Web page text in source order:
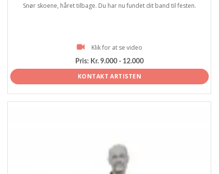
Snør skoene, håret tilbage. Du har nu fundet dit band til festen.
Klik for at se video
Pris: Kr. 9.000 - 12.000
KONTAKT ARTISTEN